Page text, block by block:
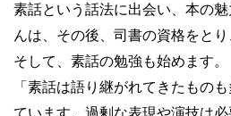
素話という話法に出会い、本の
んは、その後、司書の資格をとり
そして、素話の勉強も始めます。
「素話は語り継がれてきたもの
ています。過剰な表現や演技は